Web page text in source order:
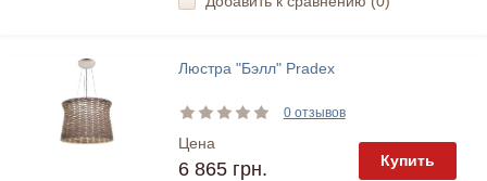
Люстра "Бэлл" Pradex
0 отзывов
Цена
6 865 грн. Купить